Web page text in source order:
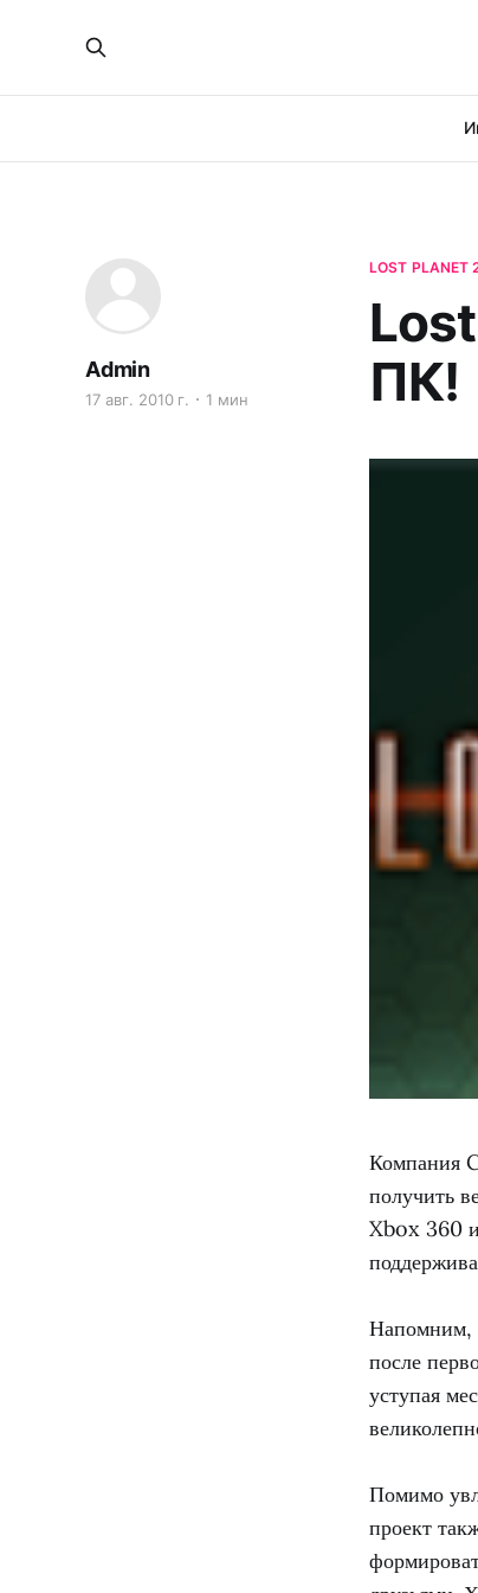
LOST PLANET
ПК!
Admin
17 авг. 2010 г. 1 мин
Компания
получить
Xbox 360 и
Напомним,
после
уступая
Помимо
проект